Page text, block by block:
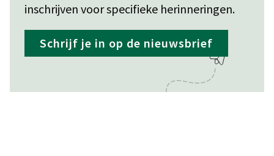
inschrijven voor specifieke herinneringen.
Schrijf je in op de nieuwsbrief